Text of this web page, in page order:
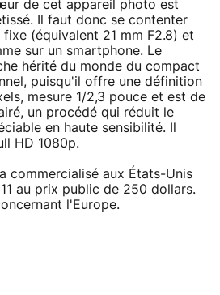
de cet appareil photo est
Il faut donc se contenter
(équivalent 21 mm F2.8) et
sur un smartphone. Le
hérité du monde du compact
puisqu'il offre une définition
mesure 1/2,3 pouce et est de
un procédé qui réduit le
en haute sensibilité. Il
HD 1080p.
commercialisé aux États-Unis
au prix public de 250 dollars.
l'Europe.